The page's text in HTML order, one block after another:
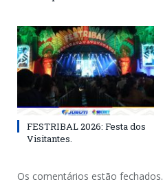
FESTRIBAL 2026: Festa dos
Visitantes.
Os comentários estão fechados.